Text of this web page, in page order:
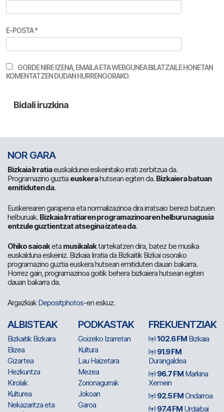
E-POSTA*
GORDE NIRE IZENA, EMAILA ETA WEBGUNEA BILATZAILE HONETAN
KOMENTATZEN DUDAN HURRENGORAKO.
NOR GARA
Bizkaia Irratiaeuskaldunei eskeinitako irrati zerbitzua da.
Programazino guztia euskerahutsean egiten da. Bizkaiera batuan
emitiduten da.
Euskerearen garapena eta normalizazinoa dira irratsaio berezi batzuen
helburuak. Bizkaia Irratiaren programazinoaren helburu nagusia
entzule guztientzat atsegina izatea da.
Ohiko saioaketa musikalaktartekatzen dira, batez be musika
euskalduna eskeiniz. Bizkaia Irratia da Bizkaitik Bizkai osorako
programazino guztia euskera hutsean emitiduten dauan bakarra.
Horrez gain, programazinoa goitik behera bizkaiera hutsean egiten
dauan bakarra da.
ArgazkiakDepositphotos-en eskuz.
ALBISTEAK
Bizkaitik Bizkaira
Elizea
Gizartea
Hezkuntza
Kirolak
Kulturea
Nekazaritza eta
PODKASTAK
Goizeko Izarretan
Kultura
Lau Haizetara
Mezea
Zorionagurrak
Jokoan
Garoa
FREKUENTZIAK
102.6 FM Bizkaia
91.9 FM
Durangaldea
96.7 FM Markina
Xemein
92.5 FMOndarroa
97.4 FM Urdaibai